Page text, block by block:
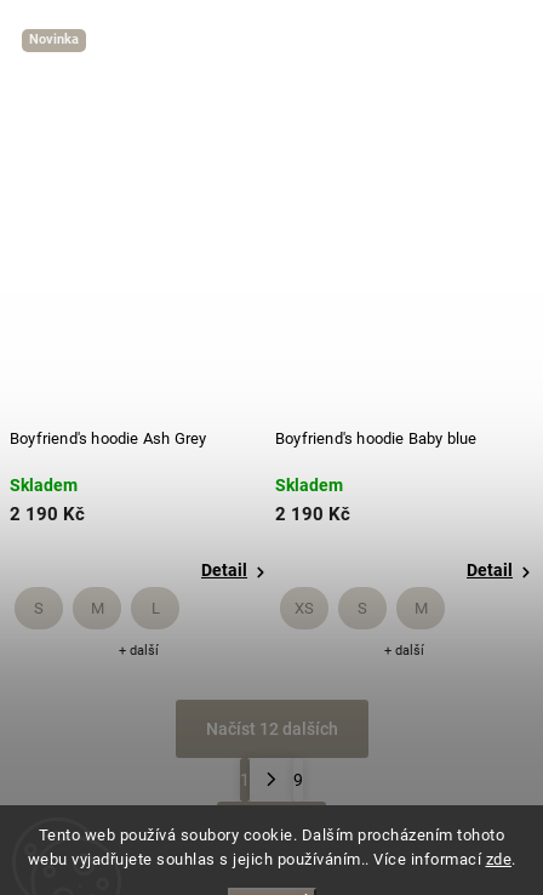
Tento web používá soubory cookie. Dalším procházením tohoto
webu vyjadřujete souhlas s jejich používáním.. Více informací zde.
Novinka
Boyfriend's hoodie Ash Grey
Skladem
2 190 Kč
Detail
S M L
+ další
Boyfriend's hoodie Baby blue
Skladem
2 190 Kč
Detail
XS S M
+ další
Načíst 12 dalších
1 9